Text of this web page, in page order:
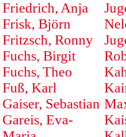
Friedrich, Anja
Frisk, Björn
Fritzsch, Ronny
Fuchs, Birgit
Fuchs, Theo
Fuß, Karl
Gaiser, Sebastian
Gareis, Eva-